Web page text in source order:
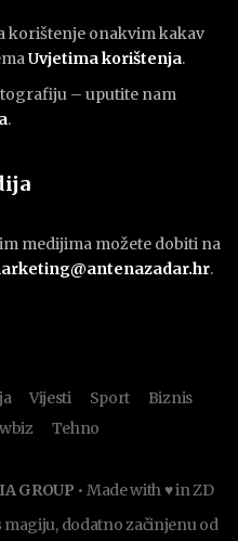
korištenje onakvim kakav
Uvjetima korištenja.
– uputite nam
.
medijima možete dobiti na
.
Vijesti Sport
Biznis
Tehno
GROUP • Made with ♥ in ZD
magiju, dodatno začinjenu od